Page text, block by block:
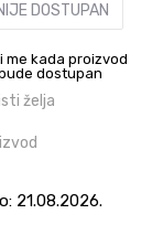
DOSTUPAN
me kada proizvod
dostupan
želja
21.08.2026.